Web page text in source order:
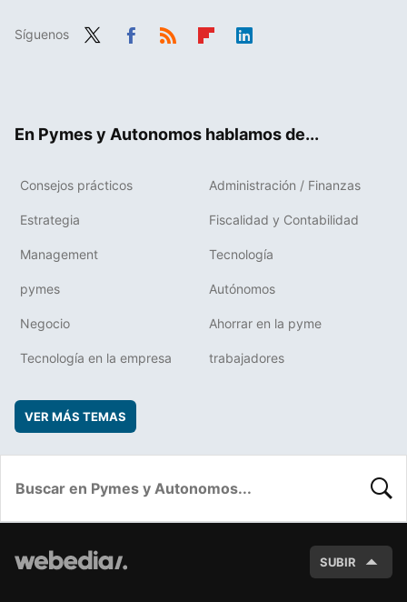
Síguenos
En Pymes y Autonomos hablamos de...
Consejos prácticos Administración / Finanzas
Estrategia Fiscalidad y Contabilidad
Management Tecnología
pymes Autónomos
Negocio Ahorrar en la pyme
Tecnología en la empresa trabajadores
VER MÁS TEMAS
SUBIR